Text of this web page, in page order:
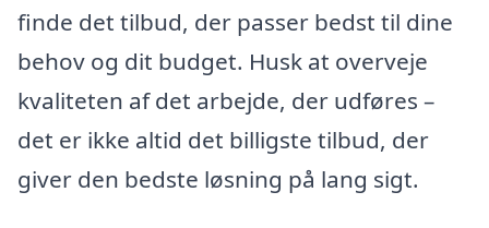
finde det tilbud, der passer bedst til dine
behov og dit budget. Husk at overveje
kvaliteten af det arbejde, der udføres –
det er ikke altid det billigste tilbud, der
giver den bedste løsning på lang sigt.